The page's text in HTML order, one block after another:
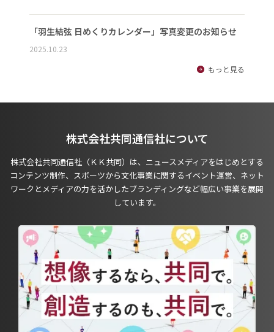
「羽生結弦 日めくりカレンダー」写真変更のお知らせ
2025.10.23
もっと見る
株式会社共同通信社について
株式会社共同通信社（ＫＫ共同）は、ニュースメディアをはじめとする
コンテンツ制作、スポーツから文化事業に関するイベント運営、ネット
ワークとメディアの力を活かしたブランディングなど幅広い事業を展開
しています。